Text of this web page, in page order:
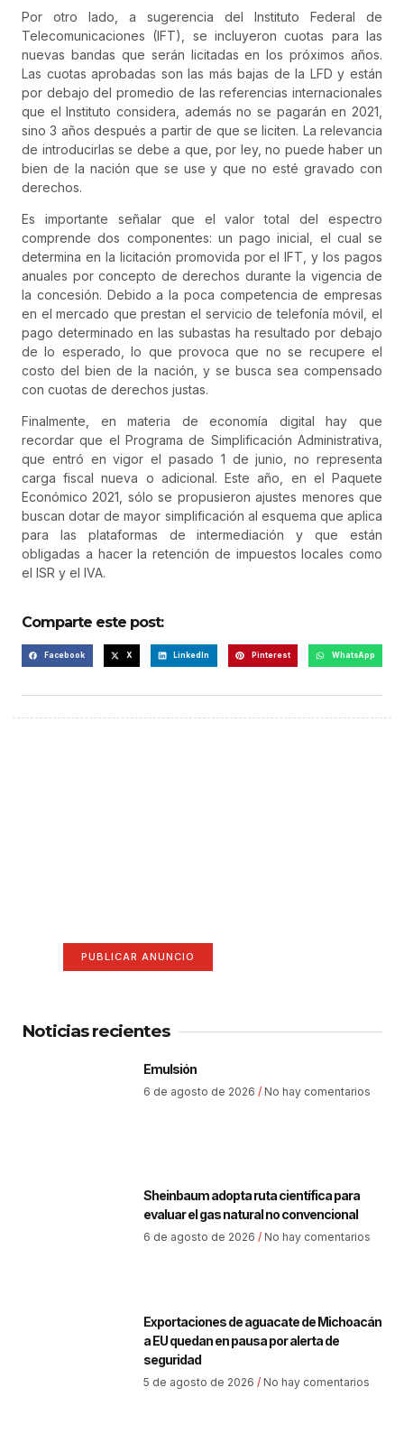
Por otro lado, a sugerencia del Instituto Federal de
Telecomunicaciones (IFT), se incluyeron cuotas para las
nuevas bandas que serán licitadas en los próximos años.
Las cuotas aprobadas son las más bajas de la LFD y están
por debajo del promedio de las referencias internacionales
que el Instituto considera, además no se pagarán en 2021,
sino 3 años después a partir de que se liciten. La relevancia
de introducirlas se debe a que, por ley, no puede haber un
bien de la nación que se use y que no esté gravado con
derechos.
Es importante señalar que el valor total del espectro
comprende dos componentes: un pago inicial, el cual se
determina en la licitación promovida por el IFT, y los pagos
anuales por concepto de derechos durante la vigencia de
la concesión. Debido a la poca competencia de empresas
en el mercado que prestan el servicio de telefonía móvil, el
pago determinado en las subastas ha resultado por debajo
de lo esperado, lo que provoca que no se recupere el
costo del bien de la nación, y se busca sea compensado
con cuotas de derechos justas.
Finalmente, en materia de economía digital hay que
recordar que el Programa de Simplificación Administrativa,
que entró en vigor el pasado 1 de junio, no representa
carga fiscal nueva o adicional. Este año, en el Paquete
Económico 2021, sólo se propusieron ajustes menores que
buscan dotar de mayor simplificación al esquema que aplica
para las plataformas de intermediación y que están
obligadas a hacer la retención de impuestos locales como
el ISR y el IVA.
Comparte este post:
Facebook X LinkedIn Pinterest WhatsApp
PUBLICAR ANUNCIO
Noticias recientes
Emulsión
6 de agosto de 2026 No hay comentarios
Sheinbaum adopta ruta científica para
evaluar el gas natural no convencional
6 de agosto de 2026 No hay comentarios
Exportaciones de aguacate de Michoacán
a EU quedan en pausa por alerta de
seguridad
5 de agosto de 2026 No hay comentarios